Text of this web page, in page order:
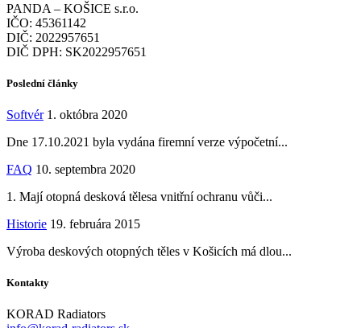
PANDA – KOŠICE s.r.o.
IČO: 45361142
DIČ: 2022957651
DIČ DPH: SK2022957651
Poslední články
Softvér 1. októbra 2020
Dne 17.10.2021 byla vydána firemní verze výpočetní...
FAQ 10. septembra 2020
1. Mají otopná desková tělesa vnitřní ochranu vůči...
Historie 19. februára 2015
Výroba deskových otopných těles v Košicích má dlou...
Kontakty
KORAD Radiators